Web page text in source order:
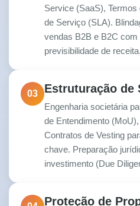
Service (SaaS),
de Serviço (SLA).
vendas B2B e B2C com
previsibilidade de receita.
03 Estruturação de
Engenharia societária
de Entendimento
Contratos de Vesting
chave. Preparação
investimento (Due
Proteção de